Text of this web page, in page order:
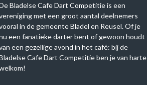
Bladelse Cafe Dart Competitie is een
met een groot aantal deelnemers
in de gemeente Bladel en Reusel. Of je
een fanatieke darter bent of gewoon houdt
een gezellige avond in het café: bij de
Cafe Dart Competitie ben je van harte